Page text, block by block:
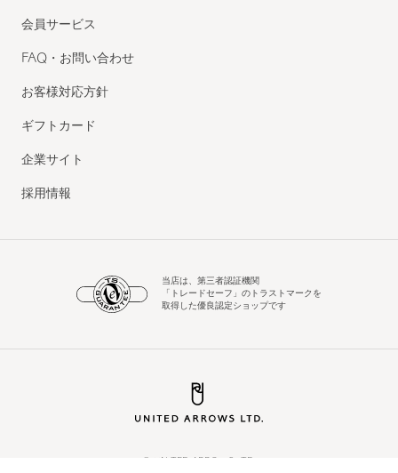
会員サービス
FAQ・お問い合わせ
お客様対応方針
ギフトカード
企業サイト
採用情報
当店は、第三者認証機関
「トレードセーフ」のトラストマークを
取得した優良認定ショップです